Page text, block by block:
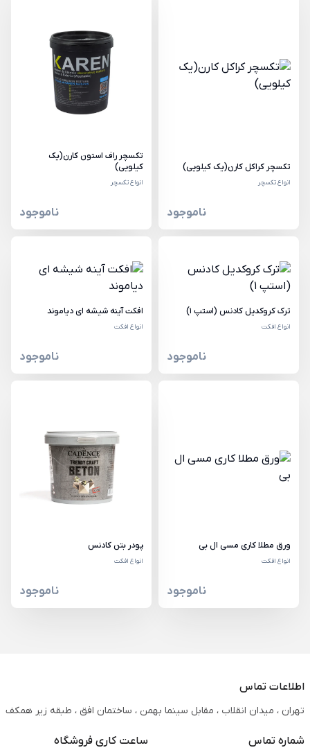
تکسچر کراکل کارن(یک کیلویی)
انواع تکسچر
ناموجود
تکسچر راف استون کارن(یک
کیلویی)
انواع تکسچر
ناموجود
ترک کروکدیل کادنس (استپ 1)
انواع افکت
ناموجود
افکت آینه شیشه ای دیاموند
انواع افکت
ناموجود
ورق مطلا کاری مسی ال بی
انواع افکت
ناموجود
پودر بتن کادنس
انواع افکت
ناموجود
اطلاعات تماس
تهران ، میدان انقلاب ، مقابل سینما بهمن ، ساختمان افق ، طبقه زیر همکف
شماره تماس ساعت کاری فروشگاه